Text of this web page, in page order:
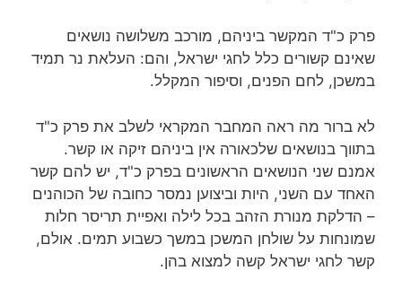
פרק כ"ד המקשר ביניהם, מורכב משלושה נושאים
שאינם קשורים כלל לחגי ישראל, והם: העלאת נר תמיד
במשכן, לחם הפנים, וסיפור המקלל.
לא ברור מה ראה המחבר המקראי לשלב את פרק כ"ד
בתווך בנושאים שלכאורה אין ביניהם זיקה או קשר.
אמנם שני הנושאים הראשונים בפרק כ"ד, יש להם קשר
האחד עם השני, היות וביצוען נמסר כחובה של הכוהנים
– הדלקת מנורת הזהב בכל לילה ואפיית תריסר חלות
שמונחות על שולחן המשכן במשך כשבוע תמים. אולם,
קשר לחגי ישראל קשה למצוא בהן.